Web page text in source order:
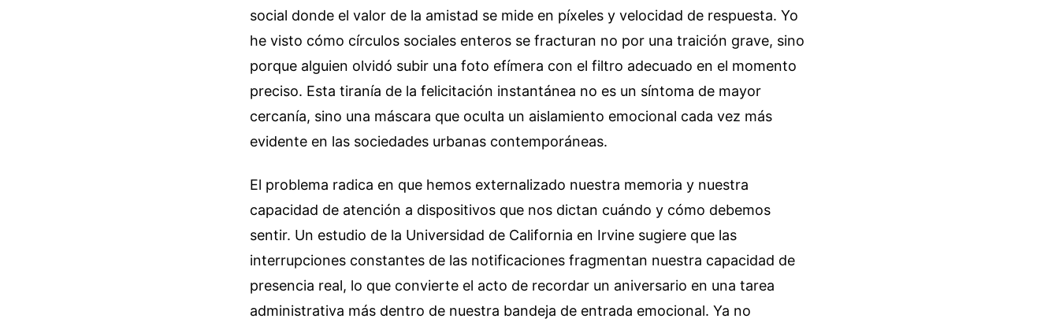
social donde el valor de la amistad se mide en píxeles y velocidad de respuesta. Yo
he visto cómo círculos sociales enteros se fracturan no por una traición grave, sino
porque alguien olvidó subir una foto efímera con el filtro adecuado en el momento
preciso. Esta tiranía de la felicitación instantánea no es un síntoma de mayor
cercanía, sino una máscara que oculta un aislamiento emocional cada vez más
evidente en las sociedades urbanas contemporáneas.
El problema radica en que hemos externalizado nuestra memoria y nuestra
capacidad de atención a dispositivos que nos dictan cuándo y cómo debemos
sentir. Un estudio de la Universidad de California en Irvine sugiere que las
interrupciones constantes de las notificaciones fragmentan nuestra capacidad de
presencia real, lo que convierte el acto de recordar un aniversario en una tarea
administrativa más dentro de nuestra bandeja de entrada emocional. Ya no